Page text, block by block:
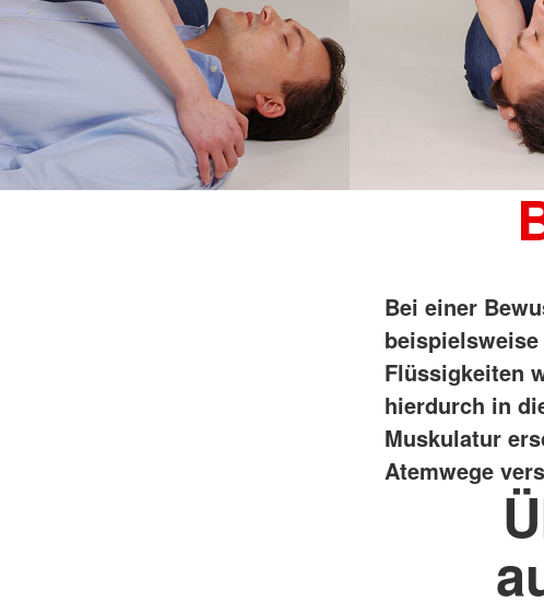
Bei einer
Flüssigkeiten
hierdurch in
Muskulatur
Atemwege